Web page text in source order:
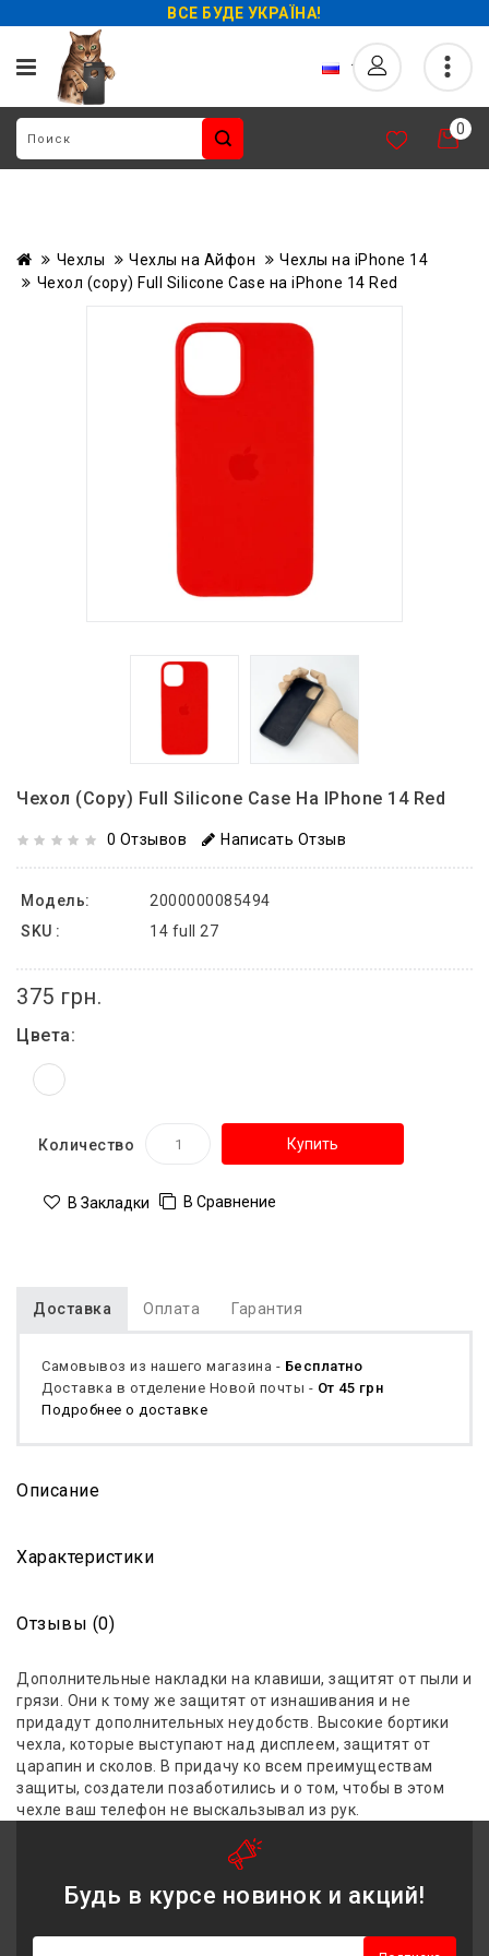
ВСЕ БУДЕ УКРАЇНА!
0
Чехлы Чехлы на Айфон
Чехлы на iPhone 14
Чехол (copy) Full Silicone Case на iPhone 14 Red
Чехол (copy) Full Silicone Case На IPhone 14 Red
0 Отзывов Написать Отзыв
Модель:
2000000085494
SKU :
14 full 27
375 грн.
Цвета:
Количество Купить
В Закладки В Сравнение
Доставка Оплата Гарантия
Самовывоз из нашего магазина - Бесплатно
Доставка в отделение Новой почты - От 45 грн
Подробнее о доставке
Описание
Характеристики
Отзывы (0)
Дополнительные накладки на клавиши, защитят от пыли и
грязи. Они к тому же защитят от изнашивания и не
придадут дополнительных неудобств. Высокие бортики
чехла, которые выступают над дисплеем, защитят от
царапин и сколов. В придачу ко всем преимуществам
защиты, создатели позаботились и о том, чтобы в этом
чехле ваш телефон не выскальзывал из рук.
Будь в курсе новинок и акций!